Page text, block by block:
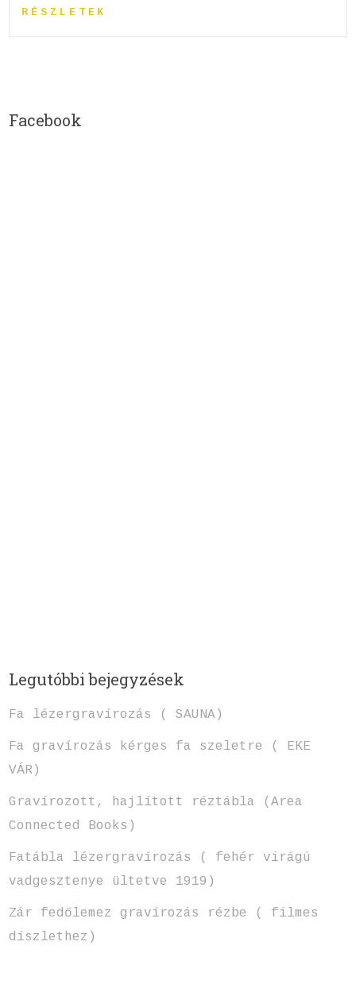
RÉSZLETEK
Facebook
Legutóbbi bejegyzések
Fa lézergravírozás ( SAUNA)
Fa gravírozás kérges fa szeletre ( EKE
VÁR)
Gravírozott, hajlított réztábla (Area
Connected Books)
Fatábla lézergravírozás ( fehér virágú
vadgesztenye ültetve 1919)
Zár fedőlemez gravírozás rézbe ( filmes
díszlethez)